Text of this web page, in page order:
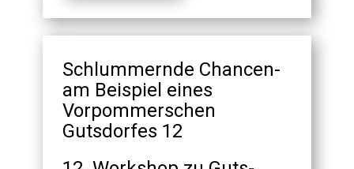
Schlummernde Chancen-
am Beispiel eines
Vorpommerschen
Gutsdorfes 12